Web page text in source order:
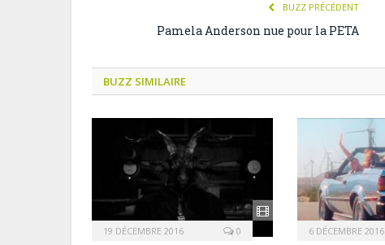
BUZZ PRÉCÉDENT
Pamela Anderson nue pour la PETA
BUZZ SIMILAIRE
19 DÉCEMBRE 2016 0 6 DÉCEMBRE 2016